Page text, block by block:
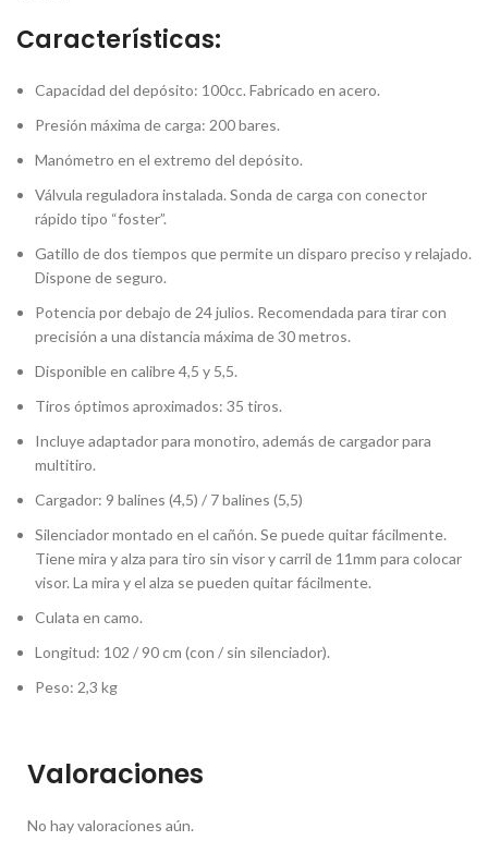
Características:
Capacidad del depósito: 100cc. Fabricado en acero.
Presión máxima de carga: 200 bares.
Manómetro en el extremo del depósito.
Válvula reguladora instalada. Sonda de carga con conector
rápido tipo “foster”.
Gatillo de dos tiempos que permite un disparo preciso y relajado.
Dispone de seguro.
Potencia por debajo de 24 julios. Recomendada para tirar con
precisión a una distancia máxima de 30 metros.
Disponible en calibre 4,5 y 5,5.
Tiros óptimos aproximados: 35 tiros.
Incluye adaptador para monotiro, además de cargador para
multitiro.
Cargador: 9 balines (4,5) / 7 balines (5,5)
Silenciador montado en el cañón. Se puede quitar fácilmente.
Tiene mira y alza para tiro sin visor y carril de 11mm para colocar
visor. La mira y el alza se pueden quitar fácilmente.
Culata en camo.
Longitud: 102 / 90 cm (con / sin silenciador).
Peso: 2,3 kg
Valoraciones
No hay valoraciones aún.